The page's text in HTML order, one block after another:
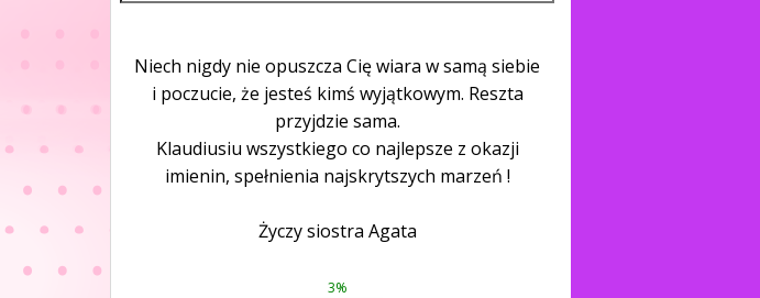
Niech nigdy nie opuszcza Cię wiara w samą siebie
i poczucie, że jesteś kimś wyjątkowym. Reszta
przyjdzie sama.
Klaudiusiu wszystkiego co najlepsze z okazji
imienin, spełnienia najskrytszych marzeń !
Życzy siostra Agata
3%